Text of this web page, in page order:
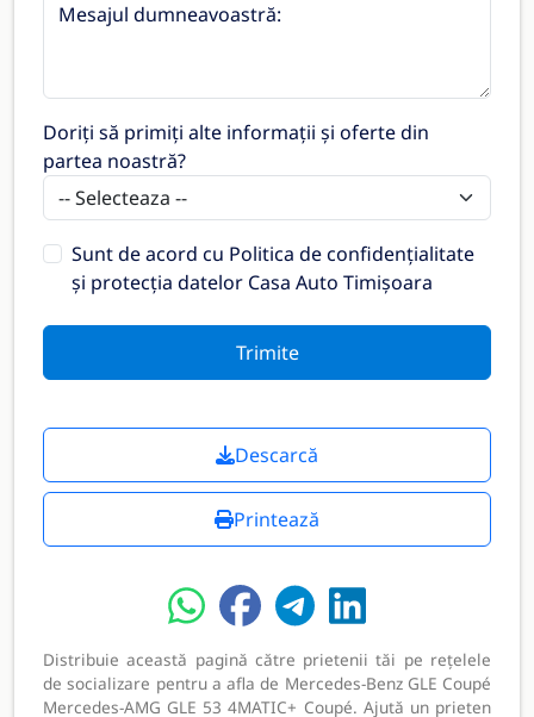
Mesajul dumneavoastră:
Doriți să primiți alte informații și oferte din
partea noastră?
Sunt de acord cu Politica de confidențialitate
și protecția datelor Casa Auto Timișoara
Trimite
Descarcă
Printează
Distribuie această pagină către prietenii tăi pe rețelele
de socializare pentru a afla de Mercedes-Benz GLE Coupé
Mercedes-AMG GLE 53 4MATIC+ Coupé. Ajută un prieten